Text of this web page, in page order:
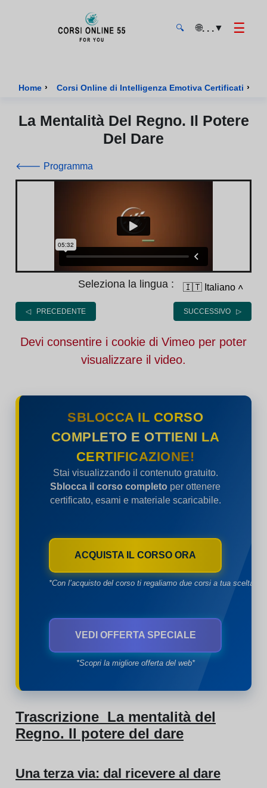
🔍 🌐. . .▼ ☰
Home › Corsi Online di Intelligenza Emotiva Certificati ›
La Mentalità Del Regno. Il Potere
Del Dare
🡐 Programma
Seleziona la lingua : 🇮🇹 Italiano ˄
◁ PRECEDENTE SUCCESSIVO ▷
Devi consentire i cookie di Vimeo per poter
visualizzare il video.
SBLOCCA IL CORSO
COMPLETO E OTTIENI LA
CERTIFICAZIONE!
Stai visualizzando il contenuto gratuito.
Sblocca il corso completo per ottenere
certificato, esami e materiale scaricabile.
ACQUISTA IL CORSO ORA
*Con l’acquisto del corso ti regaliamo due corsi a tua scelta*
VEDI OFFERTA SPECIALE
*Scopri la migliore offerta del web*
Trascrizione La mentalità del
Regno. Il potere del dare
Una terza via: dal ricevere al dare